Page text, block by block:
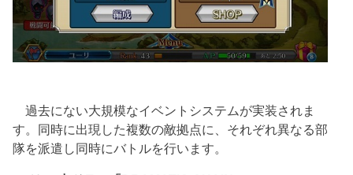
過去にない大規模なイベントシステムが実装されま
す。同時に出現した複数の敵拠点に、それぞれ異なる部
隊を派遣し同時にバトルを行います。